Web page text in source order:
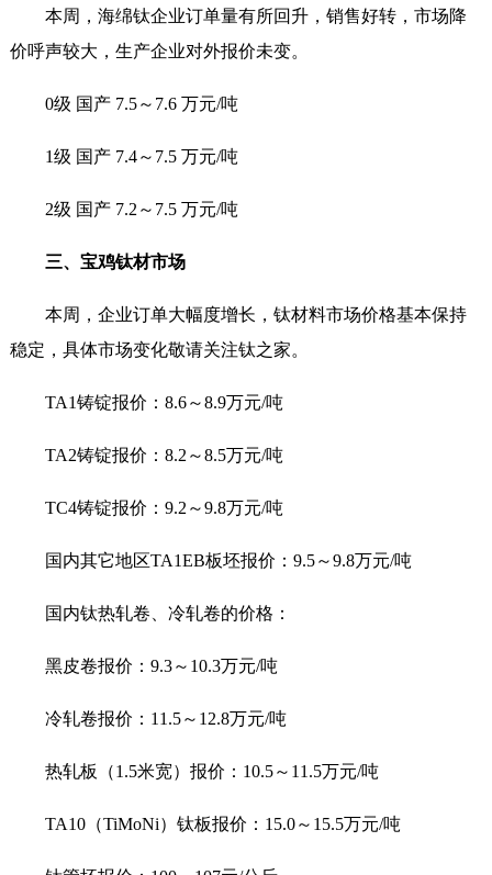
本周，海绵钛企业订单量有所回升，销售好转，市场降
价呼声较大，生产企业对外报价未变。
0级 国产 7.5～7.6 万元/吨
1级 国产 7.4～7.5 万元/吨
2级 国产 7.2～7.5 万元/吨
三、宝鸡钛材市场
本周，企业订单大幅度增长，钛材料市场价格基本保持
稳定，具体市场变化敬请关注钛之家。
TA1铸锭报价：8.6～8.9万元/吨
TA2铸锭报价：8.2～8.5万元/吨
TC4铸锭报价：9.2～9.8万元/吨
国内其它地区TA1EB板坯报价：9.5～9.8万元/吨
国内钛热轧卷、冷轧卷的价格：
黑皮卷报价：9.3～10.3万元/吨
冷轧卷报价：11.5～12.8万元/吨
热轧板（1.5米宽）报价：10.5～11.5万元/吨
TA10（TiMoNi）钛板报价：15.0～15.5万元/吨